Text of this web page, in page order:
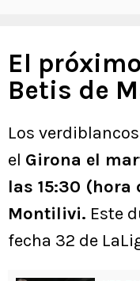
El
Betis de
Los
el Girona el
las 15:30 (hora
Montilivi. Este
fecha 32 de